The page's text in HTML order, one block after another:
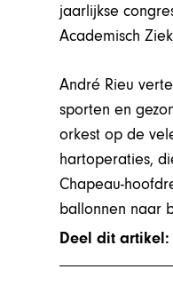
jaarlijkse
Academisch
André Rieu
sporten en
orkest op de
hartoperaties,
Chapeau-
ballonnen naar
Deel dit artikel: